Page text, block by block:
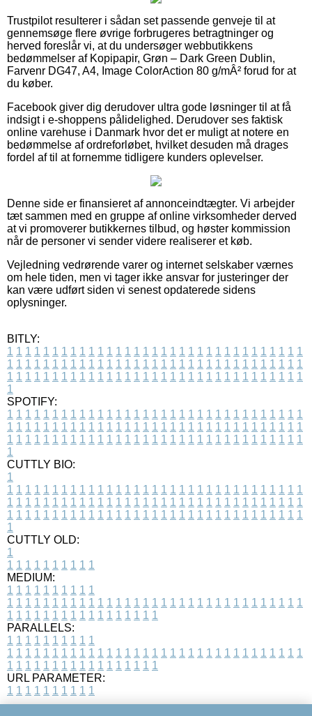
Trustpilot resulterer i sådan set passende genveje til at
gennemsøge flere øvrige forbrugeres betragtninger og
herved foreslår vi, at du undersøger webbutikkens
bedømmelser af Kopipapir, Grøn – Dark Green Dublin,
Farvenr DG47, A4, Image ColorAction 80 g/mÂ² forud for at
du køber.
Facebook giver dig derudover ultra gode løsninger til at få
indsigt i e-shoppens pålidelighed. Derudover ses faktisk
online varehuse i Danmark hvor det er muligt at notere en
bedømmelse af ordreforløbet, hvilket desuden må drages
fordel af til at fornemme tidligere kunders oplevelser.
Denne side er finansieret af annonceindtægter. Vi arbejder
tæt sammen med en gruppe af online virksomheder derved
at vi promoverer butikkernes tilbud, og høster kommission
når de personer vi sender videre realiserer et køb.
Vejledning vedrørende varer og internet selskaber værnes
om hele tiden, men vi tager ikke ansvar for justeringer der
kan være udført siden vi senest opdaterede sidens
oplysninger.
BITLY:
1 1 1 1 1 1 1 1 1 1 1 1 1 1 1 1 1 1 1 1 1 1 1 1 1 1 1 1 1 1 1 1 1
1 1 1 1 1 1 1 1 1 1 1 1 1 1 1 1 1 1 1 1 1 1 1 1 1 1 1 1 1 1 1 1 1
1 1 1 1 1 1 1 1 1 1 1 1 1 1 1 1 1 1 1 1 1 1 1 1 1 1 1 1 1 1 1 1 1
1
SPOTIFY:
1 1 1 1 1 1 1 1 1 1 1 1 1 1 1 1 1 1 1 1 1 1 1 1 1 1 1 1 1 1 1 1 1
1 1 1 1 1 1 1 1 1 1 1 1 1 1 1 1 1 1 1 1 1 1 1 1 1 1 1 1 1 1 1 1 1
1 1 1 1 1 1 1 1 1 1 1 1 1 1 1 1 1 1 1 1 1 1 1 1 1 1 1 1 1 1 1 1 1
1
CUTTLY BIO:
1
1 1 1 1 1 1 1 1 1 1 1 1 1 1 1 1 1 1 1 1 1 1 1 1 1 1 1 1 1 1 1 1 1
1 1 1 1 1 1 1 1 1 1 1 1 1 1 1 1 1 1 1 1 1 1 1 1 1 1 1 1 1 1 1 1 1
1 1 1 1 1 1 1 1 1 1 1 1 1 1 1 1 1 1 1 1 1 1 1 1 1 1 1 1 1 1 1 1 1
1
CUTTLY OLD:
1
1 1 1 1 1 1 1 1 1 1
MEDIUM:
1 1 1 1 1 1 1 1 1 1
1 1 1 1 1 1 1 1 1 1 1 1 1 1 1 1 1 1 1 1 1 1 1 1 1 1 1 1 1 1 1 1 1
1 1 1 1 1 1 1 1 1 1 1 1 1 1 1 1 1
PARALLELS:
1 1 1 1 1 1 1 1 1 1
1 1 1 1 1 1 1 1 1 1 1 1 1 1 1 1 1 1 1 1 1 1 1 1 1 1 1 1 1 1 1 1 1
1 1 1 1 1 1 1 1 1 1 1 1 1 1 1 1 1
URL PARAMETER:
1 1 1 1 1 1 1 1 1 1